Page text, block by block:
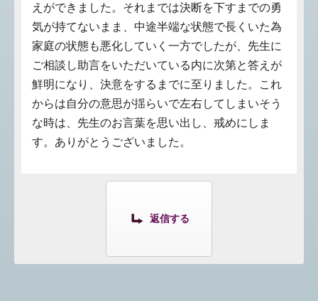
えができました。それまでは決断を下すまでの勇
気が持てないまま、中途半端な状態で長くいた為
家庭の状態も悪化していく一方でしたが、先生に
ご相談し助言をいただいている内に次第と答えが
鮮明になり、決意をするまでに至りました。これ
からは自分の意思が揺らいで左右してしまいそう
な時は、先生のお言葉を思い出し、戒めにしま
す。ありがとうございました。
返信する